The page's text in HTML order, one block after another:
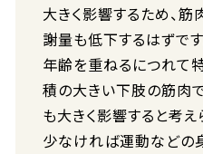
大きく影響するため、
謝量も低下するはずです
年齢を重ねるにつれて
積の大きい下肢の筋肉
も大きく影響すると考
少なければ運動などの